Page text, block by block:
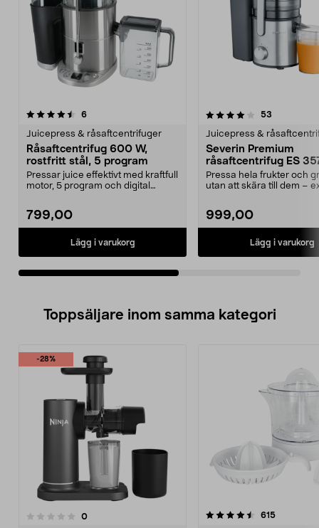
6recensioner
Juicepress & råsaftcentrifuger
Råsaftcentrifug 600 W,
rostfritt stål, 5 program
Pressar juice effektivt med kraftfull
motor, 5 program och digital
799,00
Lägg i varukorg
4.0av 5 stjärnor 53
Juicepress &
Severin Premium
råsaftcentrifug ES
liter
Pressa hela frukter och
utan att skära till dem –
999,00
Lägg i varukorg
4.5av 5 stjärnor
Toppsäljare inom samma kategori
-28%
0recensioner
4.5 av 5 stjärnor 615
4.5 av 5 stjärnor